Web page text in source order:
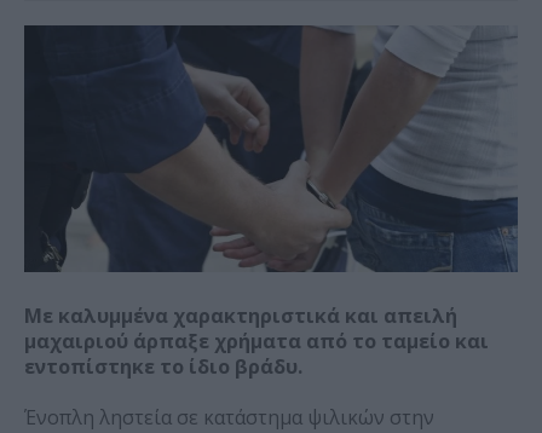
Με καλυμμένα χαρακτηριστικά και απειλή
μαχαιριού άρπαξε χρήματα από το ταμείο και
εντοπίστηκε το ίδιο βράδυ.
Ένοπλη ληστεία σε κατάστημα ψιλικών στην